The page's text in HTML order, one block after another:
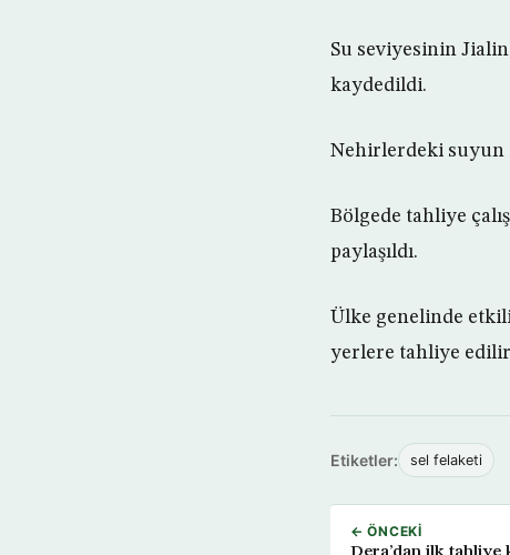
Su seviyesinin
kaydedildi.
Nehirlerdeki suyun
Bölgede tahliye
paylaşıldı.
Ülke genelinde
yerlere tahliye
Etiketler: sel felaketi
← ÖNCEKI
Dera’dan ilk tahliye